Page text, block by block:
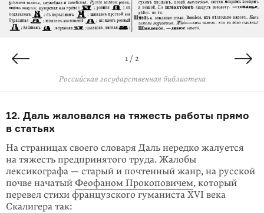
1 / 2
Российская государственная библиотека
2 / 2
Российская государственная библиотека
12. Даль жаловался на тяжесть работы прямо
в статьях
На страницах своего словаря Даль нередко жалуется
на тяжесть предпринятого труда. Жалобы
лексикографа — старый и почтенный жанр, на русской
почве начатый Феофаном Прокоповичем, который
перевел стихи французского гуманиста XVI века
Скалигера так: